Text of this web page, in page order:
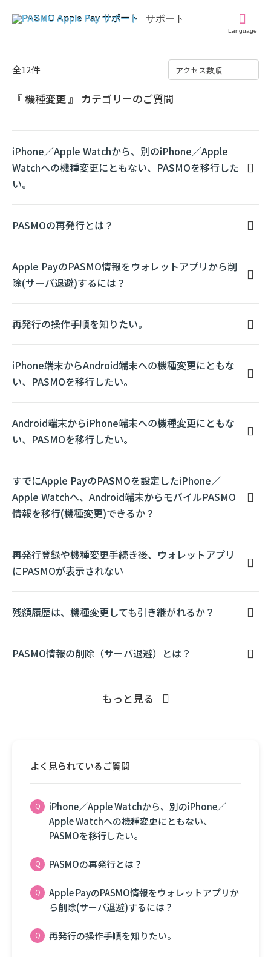
Language
アクセス数順
『 機種変更 』 カテゴリーのご質問
全12件
iPhone／Apple Watchから、別のiPhone／Apple
Watchへの機種変更にともない、PASMOを移行した
い。
PASMOの再発行とは？
Apple PayのPASMO情報をウォレットアプリから削
除(サーバ退避)するには？
再発行の操作手順を知りたい。
iPhone端末からAndroid端末への機種変更にともな
い、PASMOを移行したい。
Android端末からiPhone端末への機種変更にともな
い、PASMOを移行したい。
すでにApple PayのPASMOを設定したiPhone／
Apple Watchへ、Android端末からモバイルPASMO
情報を移行(機種変更)できるか？
再発行登録や機種変更手続き後、ウォレットアプリ
にPASMOが表示されない
残額履歴は、機種変更しても引き継がれるか？
PASMO情報の削除（サーバ退避）とは？
もっと見る
よく見られているご質問
iPhone／Apple Watchから、別のiPhone／
Apple Watchへの機種変更にともない、
PASMOを移行したい。
PASMOの再発行とは？
Apple PayのPASMO情報をウォレットアプリか
ら削除(サーバ退避)するには？
再発行の操作手順を知りたい。